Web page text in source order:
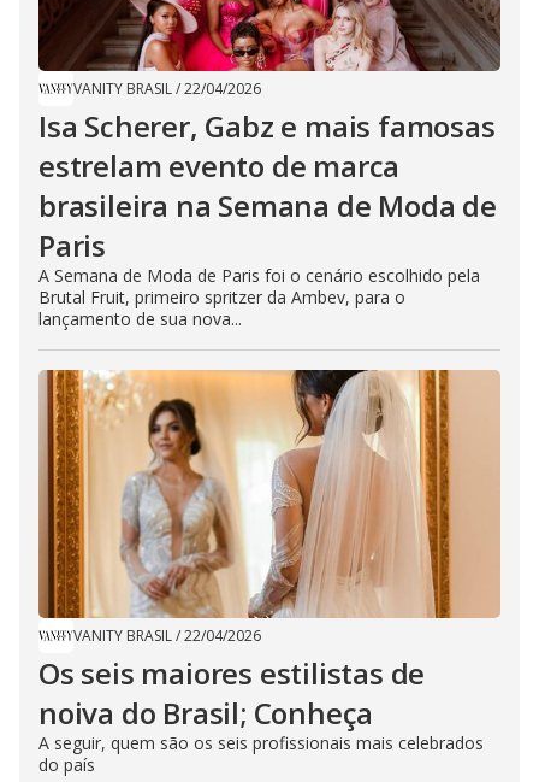
VANITY BRASIL/22/04/2026
Isa Scherer, Gabz e mais famosas
estrelam evento de marca
brasileira na Semana de Moda de
Paris
A Semana de Moda de Paris foi o cenário escolhido pela
Brutal Fruit, primeiro spritzer da Ambev, para o
lançamento de sua nova...
VANITY BRASIL/22/04/2026
Os seis maiores estilistas de
noiva do Brasil; Conheça
A seguir, quem são os seis profissionais mais celebrados
do país